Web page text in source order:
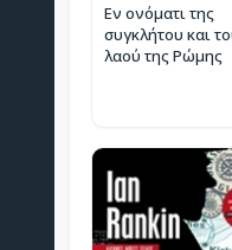
Εν ονόματι της
συγκλήτου και
λαού της Ρώμης